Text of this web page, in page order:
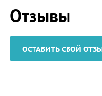
Отзывы
ОСТАВИТЬ СВОЙ